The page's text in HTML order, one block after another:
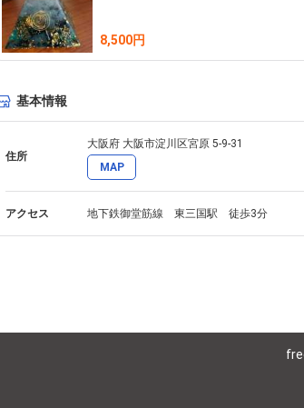
・販売 ・お名前から、その方の為のREIKI ART「いろ
・お部屋に合わせたREIKI ART「いろのえ」の受注製作
（アクセサリーやチャクラカードなど）
（レイキヒーリングを出来るようになる講座）
・タロットカード占い
・各種ワークショップの開催
どうぞ、お気軽にサロンに遊びにいらしてください。
8,500円
基本情報
住所
大阪府 大阪市淀川区宮原 5-9-31
MAP
アクセス